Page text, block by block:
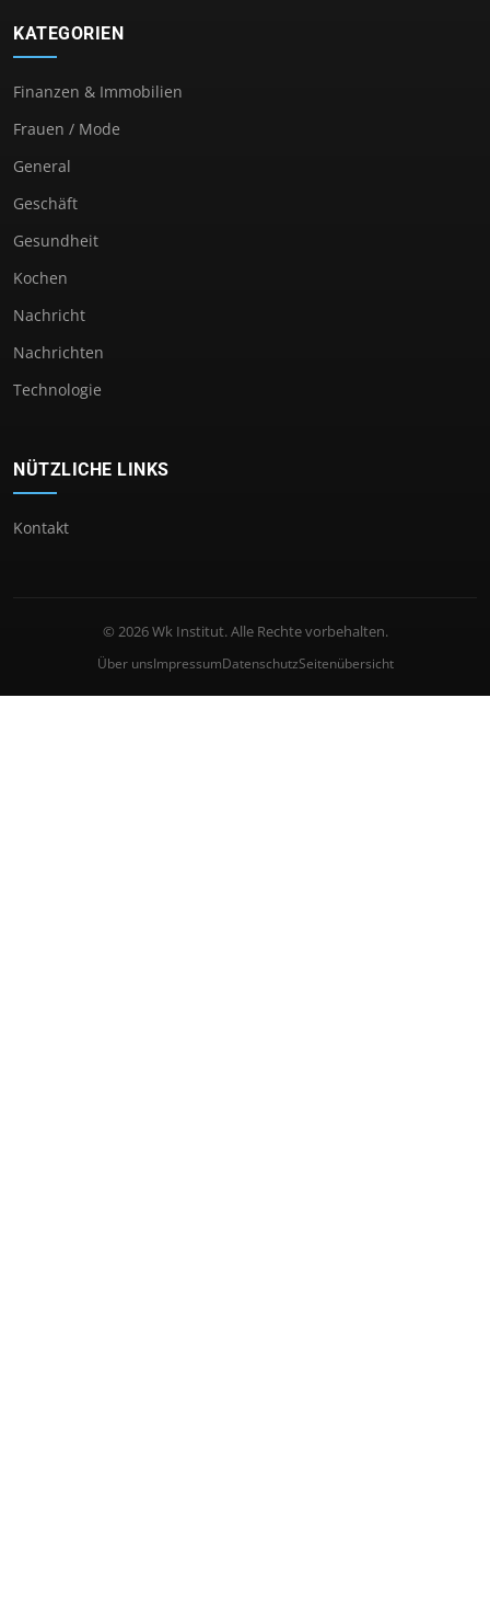
KATEGORIEN
Finanzen & Immobilien
Frauen / Mode
General
Geschäft
Gesundheit
Kochen
Nachricht
Nachrichten
Technologie
NÜTZLICHE LINKS
Kontakt
© 2026 Wk Institut. Alle Rechte vorbehalten.
Über unsImpressumDatenschutzSeitenübersicht